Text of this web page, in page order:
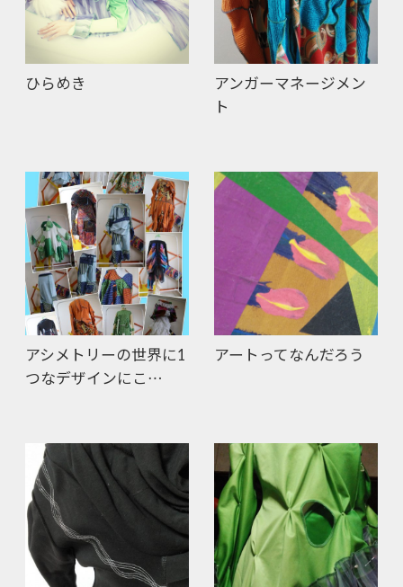
ひらめき
アンガーマネージメン
ト
アシメトリーの世界に1
つなデザインにこ…
アートってなんだろう